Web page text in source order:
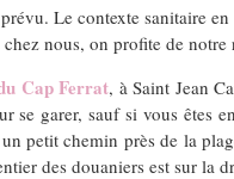
Le contexte sanitaire
nous, on profite de
Cap Ferrat, à Saint Jean
se garer, sauf si vous
petit chemin près de la
des douaniers est sur la